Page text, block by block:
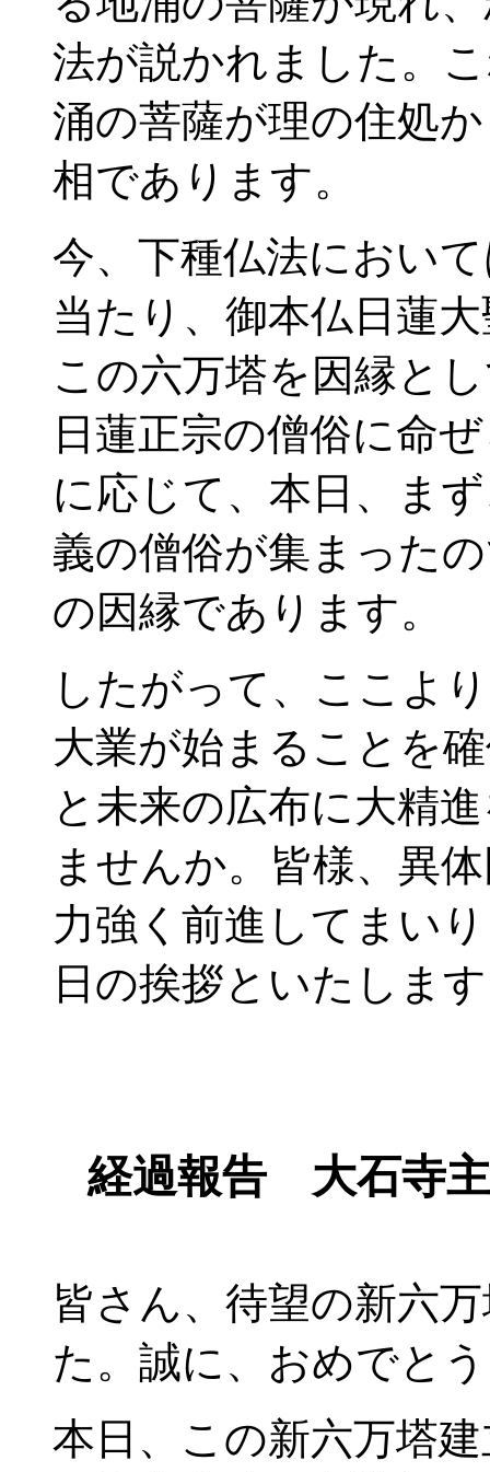
法が説かれました。
涌の菩薩が理の住処
相であります。
今、下種仏法におい
当たり、御本仏日蓮
この六万塔を因縁と
日蓮正宗の僧俗に命
に応じて、本日、ま
義の僧俗が集まった
の因縁であります。
したがって、ここよ
大業が始まることを
と未来の広布に大精
ませんか。皆様、異
力強く前進してまい
日の挨拶といたしま
経過報告 大石寺
皆さん、待望の新六
た。誠に、おめでと
本日、この新六万塔